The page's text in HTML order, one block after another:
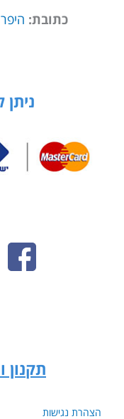
כתובת: היפר
תקנון
הצהרת נגישות